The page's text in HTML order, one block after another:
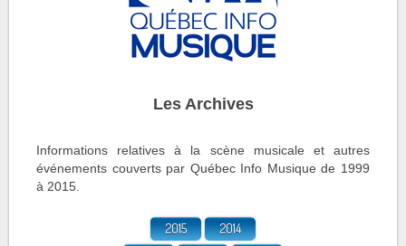
Les Archives
Informations relatives à la scène musicale et autres
événements couverts par Québec Info Musique de 1999
à 2015.
2015
2014